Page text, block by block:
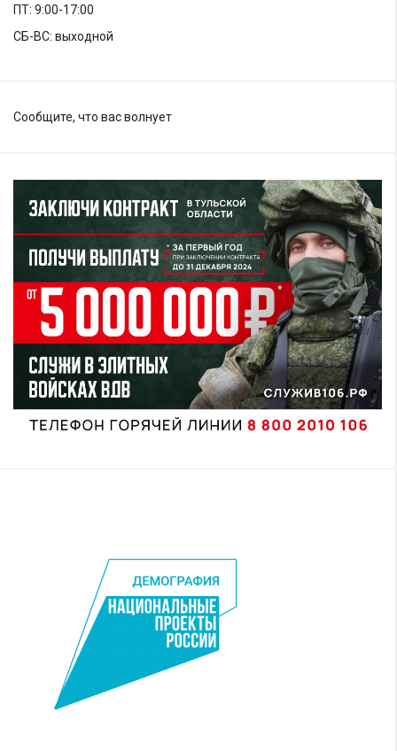
ПТ: 9:00-17:00
СБ-ВС: выходной
Сообщите, что вас волнует